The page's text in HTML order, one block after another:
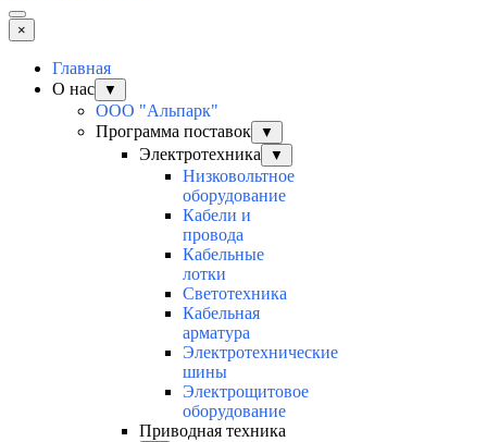
×
Главная
О нас
▼
ООО "Альпарк"
Программа поставок
▼
Электротехника ▼
Низковольтное
оборудование
Кабели и
провода
Кабельные
лотки
Светотехника
Кабельная
арматура
Электротехнические
шины
Электрощитовое
оборудование
Приводная техника